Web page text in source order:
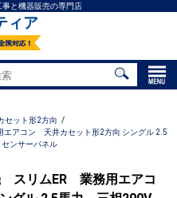
と機器販売の専門店
ィア
セット形2方向
アコン 天井カセット形2方向 シングル 2.5
ンサーパネル
スリムER 業務用エアコ